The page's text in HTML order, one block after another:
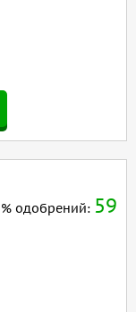
% одобрений: 59